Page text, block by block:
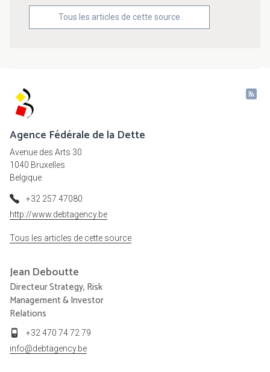
Tous les articles de cette source
Agence Fédérale de la Dette
Avenue des Arts 30
1040 Bruxelles
Belgique
+32 257 47080
http://www.debtagency.be
Tous les articles de cette source
Jean Deboutte
Directeur Strategy, Risk
Management & Investor
Relations
+32 470 74 72 79
info@debtagency.be